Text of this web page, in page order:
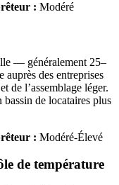
: Modéré
— généralement 25–
auprès des entreprises
de l’assemblage léger.
bassin de locataires plus
: Modéré-Élevé
de température